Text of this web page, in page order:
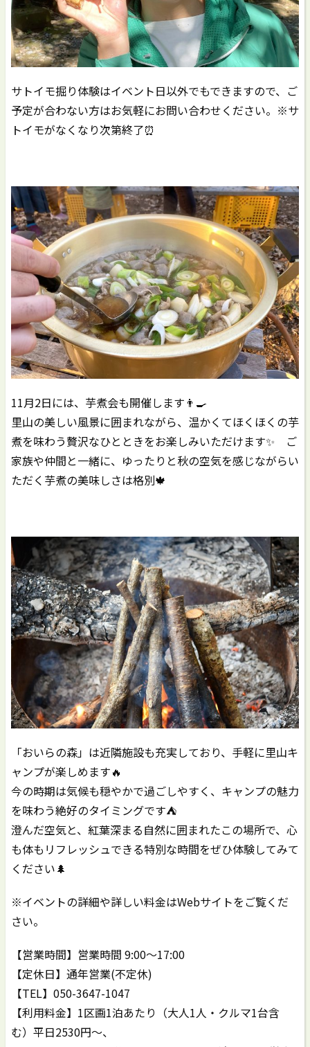
サトイモ掘り体験はイベント日以外でもできますので、ご
予定が合わない方はお気軽にお問い合わせください。※サ
トイモがなくなり次第終了⏰️
11月2日には、芋煮会も開催します👨‍🍳
里山の美しい風景に囲まれながら、温かくてほくほくの芋
煮を味わう贅沢なひとときをお楽しみいただけます✨ ご
家族や仲間と一緒に、ゆったりと秋の空気を感じながらい
ただく芋煮の美味しさは格別🍁
「おいらの森」は近隣施設も充実しており、手軽に里山キ
ャンプが楽しめます🔥
今の時期は気候も穏やかで過ごしやすく、キャンプの魅力
を味わう絶好のタイミングです⛺️
澄んだ空気と、紅葉深まる自然に囲まれたこの場所で、心
も体もリフレッシュできる特別な時間をぜひ体験してみて
ください🌲
※イベントの詳細や詳しい料金はWebサイトをご覧くだ
さい。
【営業時間】営業時間 9:00〜17:00
【定休日】通年営業(不定休)
【TEL】050-3647-1047
【利用料金】1区画1泊あたり（大人1人・クルマ1台含
む）平日2530円〜、